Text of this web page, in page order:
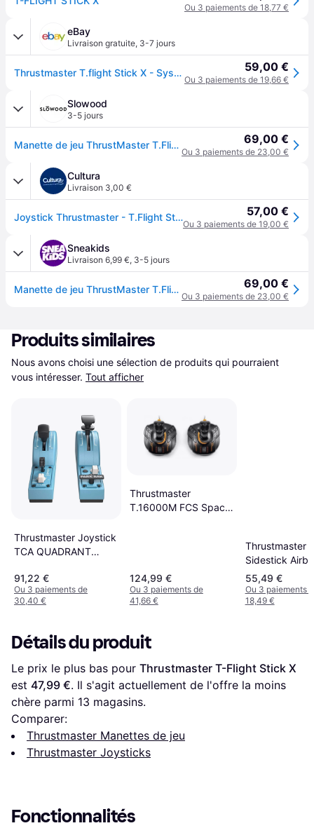
Ou 3 paiements de 18,77 €
eBay
Livraison gratuite, 3-7 jours
Thrustmaster T.flight Stick X - Système De Contrôle De Vol - Joystick - Pour Pc 59,00 €
Ou 3 paiements de 19,66 €
Slowood
3-5 jours
Manette de jeu ThrustMaster T.Flight Stick X - Noir 69,00 €
Ou 3 paiements de 23,00 €
Cultura
Livraison 3,00 €
Joystick Thrustmaster - T.Flight Stick X 57,00 €
Ou 3 paiements de 19,00 €
Sneakids
Livraison 6,99 €, 3-5 jours
Manette de jeu ThrustMaster T.Flight Stick X - Noir 69,00 €
Ou 3 paiements de 23,00 €
Produits similaires
Nous avons choisi une sélection de produits qui pourraient
vous intéresser. Tout afficher
Thrustmaster Joystick
TCA QUADRANT
EDITION Bleu
91,22 €
Ou 3 paiements de
30,40 €
Thrustmaster
T.16000M FCS Space
124,99 €
Ou 3 paiements de
41,66 €
Thrustmaster
Sidestick
Edition -
55,49 €
Ou 3 paiements
18,49 €
Détails du produit
Le prix le plus bas pour Thrustmaster T-Flight Stick X
est 47,99 €. Il s'agit actuellement de l'offre la moins
chère parmi 13 magasins.
Comparer:
Thrustmaster Manettes de jeu
Thrustmaster Joysticks
Fonctionnalités